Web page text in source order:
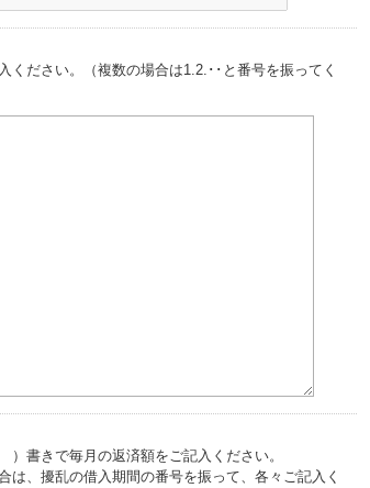
ください。（複数の場合は1.2.･･と番号を振ってく
書きで毎月の返済額をご記入ください。
は、擾乱の借入期間の番号を振って、各々ご記入く